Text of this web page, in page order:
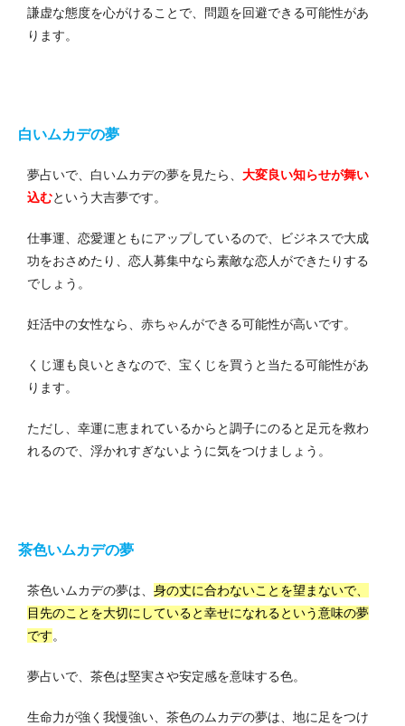
謙虚な態度を心がけることで、問題を回避できる可能性があ
ります。
白いムカデの夢
夢占いで、白いムカデの夢を見たら、 大変良い知らせが舞い
込むという大吉夢です。
仕事運、恋愛運ともにアップしているので、ビジネスで大成
功をおさめたり、恋人募集中なら素敵な恋人ができたりする
でしょう。
妊活中の女性なら、赤ちゃんができる可能性が高いです。
くじ運も良いときなので、宝くじを買うと当たる可能性があ
ります。
ただし、幸運に恵まれているからと調子にのると足元を救わ
れるので、浮かれすぎないように気をつけましょう。
茶色いムカデの夢
茶色いムカデの夢は、 身の丈に合わないことを望まないで、
目先のことを大切にしていると幸せになれるという意味の夢
です。
夢占いで、茶色は堅実さや安定感を意味する色。
生命力が強く我慢強い、茶色のムカデの夢は、地に足をつけ